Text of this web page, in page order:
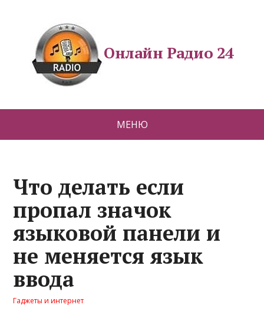
Онлайн Радио 24
МЕНЮ
Что делать если
пропал значок
языковой панели и
не меняется язык
ввода
Гаджеты и интернет